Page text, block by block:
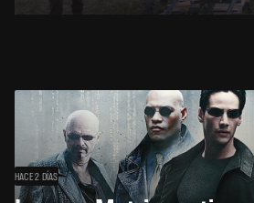
HACE 2 DÍAS